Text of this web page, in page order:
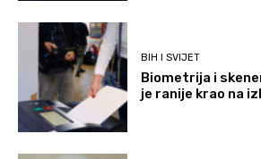
BIH I SVIJET
Biometrija i
je ranije krao na